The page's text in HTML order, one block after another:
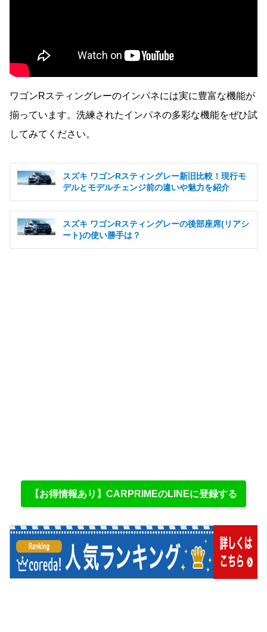
ワゴンRスティングレーのインパネには実に豊富な機能が
揃っています。洗練されたインパネの多彩な機能をぜひ試
してみてください。
スズキ ワゴンRスティングレー新旧比較！現行モ
デルとモデルチェンジ前の違いや魅力を紹介
スズキ ワゴンRスティングレーの後部座席(リアシ
ート)の使い勝手は？
【お得情報あり】CARPRIMEのLINEに登録する